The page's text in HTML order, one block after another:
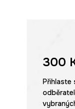
300
Přihlaste